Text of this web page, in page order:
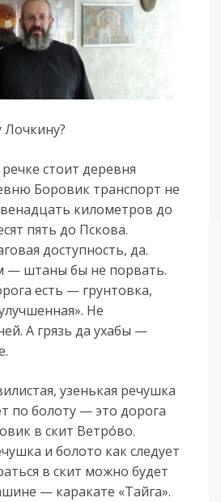
Лочкину?
стоит деревня
Боровик транспорт не
километров до
пять до Пскова.
доступность, да.
— штаны бы не порвать.
есть — грунтовка,
Не
А грязь да ухабы —
узенькая речушка
по болоту — это дорога
в скит Ветрóво.
и болото как следует
в скит можно будет
— каракате «Тайга».